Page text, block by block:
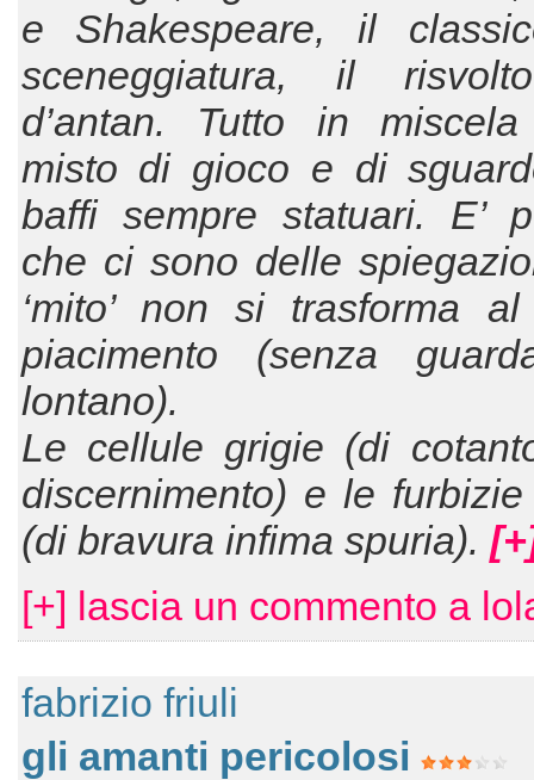
e Shakespeare, il
sceneggiatura, il
d’antan. Tutto in
misto di gioco e di
baffi sempre statuari. E’
che ci sono delle
‘mito’ non si trasforma
piacimento (senza
lontano).
Le cellule grigie (di
discernimento) e le
(di bravura infima spuria).
[+] lascia un commento a
fabrizio friuli
gli amanti pericolosi